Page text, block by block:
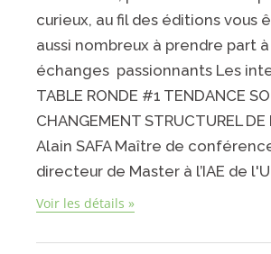
curieux, au fil des éditions vous
aussi nombreux à prendre part
échanges passionnants Les
TABLE RONDE #1 TENDANCE
CHANGEMENT STRUCTUREL DE
Alain SAFA Maître de
directeur de Master à l’IAE de
Voir les détails »